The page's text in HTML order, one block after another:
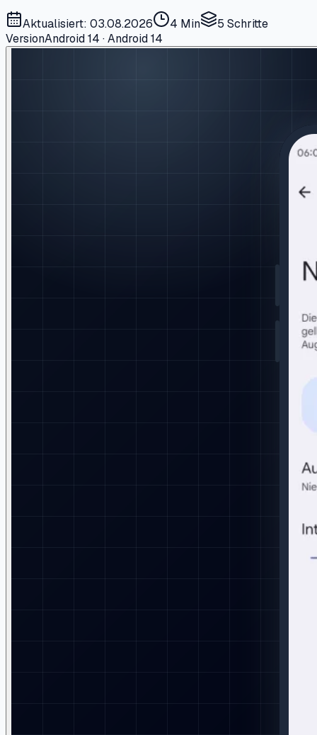
Aktualisiert: 03.08.2026 4 Min 5 Schritte
VersionAndroid 14 · Android 14